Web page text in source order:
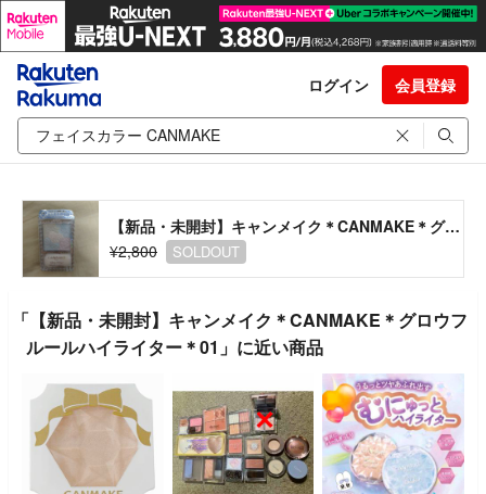
ログイン 会員登録
【新品・未開封】キャンメイク＊CANMAKE＊グロウフルールハイライター＊01
¥2,800
SOLDOUT
「【新品・未開封】キャンメイク＊CANMAKE＊グロウフ
ルールハイライター＊01」に近い商品